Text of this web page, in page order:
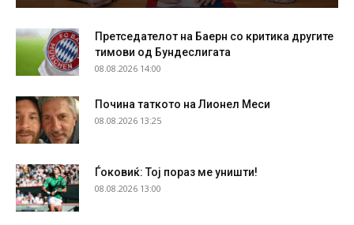
Претседателот на Баерн со критика другите
тимови од Бундеслигата
08.08.2026 14:00
Почина таткото на Лионел Меси
08.08.2026 13:25
Ѓоковиќ: Тој пораз ме уништи!
08.08.2026 13:00